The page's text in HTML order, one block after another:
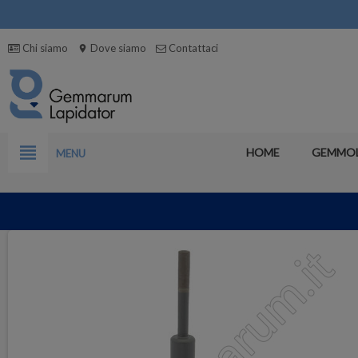
Chi siamo location_on Dove siamo Contattaci
view_headline MENU HOME